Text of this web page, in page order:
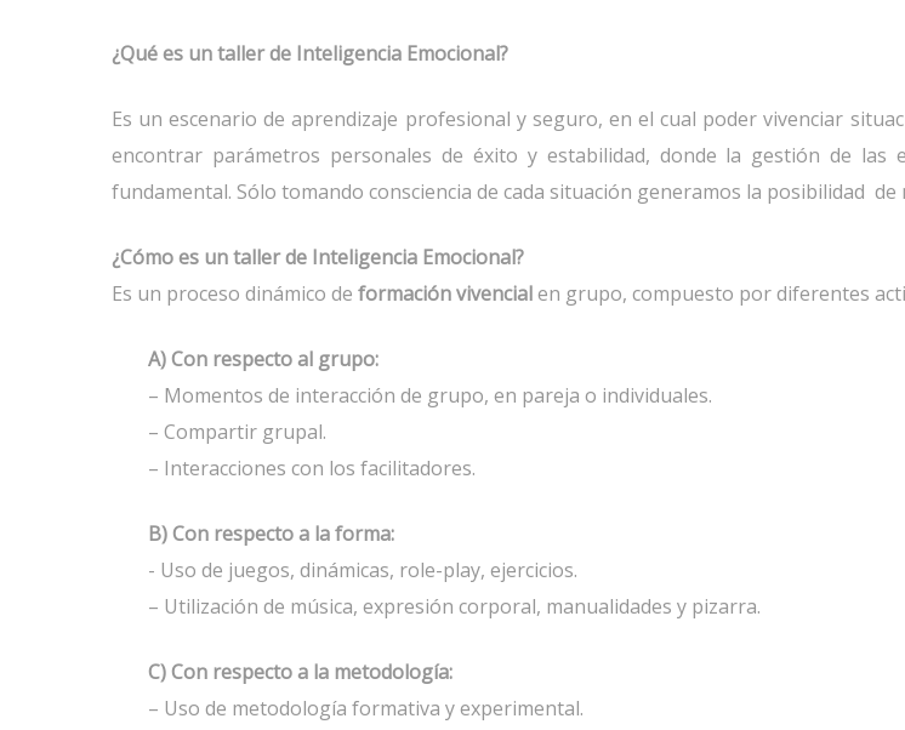
¿Qué es un taller de Inteligencia Emocional?
Es un escenario de aprendizaje profesional y seguro, en el cual poder vivenciar
encontrar parámetros personales de éxito y estabilidad, donde la gestión de las
fundamental. Sólo tomando consciencia de cada situación generamos la posibilidad de
¿Cómo es un taller de Inteligencia Emocional?
Es un proceso dinámico de formación vivencialen grupo, compuesto por diferentes
A) Con respecto al grupo:
– Momentos de interacción de grupo, en pareja o individuales.
– Compartir grupal.
– Interacciones con los facilitadores.
B) Con respecto a la forma:
- Uso de juegos, dinámicas, role-play, ejercicios.
– Utilización de música, expresión corporal, manualidades y pizarra.
C) Con respecto a la metodología:
– Uso de metodología formativa y experimental.